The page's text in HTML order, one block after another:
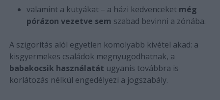
valamint a kutyákat – a házi kedvenceket még
pórázon vezetve sem szabad bevinni a zónába.
A szigorítás alól egyetlen komolyabb kivétel akad: a
kisgyermekes családok megnyugodhatnak, a
babakocsik használatát ugyanis továbbra is
korlátozás nélkül engedélyezi a jogszabály.